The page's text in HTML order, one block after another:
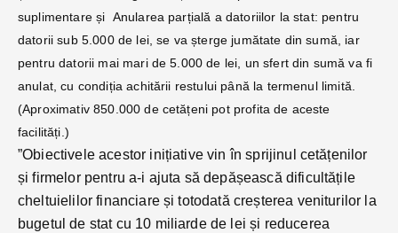
suplimentare și Anularea parțială a datoriilor la stat: pentru
datorii sub 5.000 de lei, se va șterge jumătate din sumă, iar
pentru datorii mai mari de 5.000 de lei, un sfert din sumă va fi
anulat, cu condiția achitării restului până la termenul limită.
(Aproximativ 850.000 de cetățeni pot profita de aceste
facilități.)
”Obiectivele acestor inițiative vin în sprijinul cetățenilor
și firmelor pentru a-i ajuta să depășească dificultățile
cheltuielilor financiare și totodată creșterea veniturilor la
bugetul de stat cu 10 miliarde de lei și reducerea